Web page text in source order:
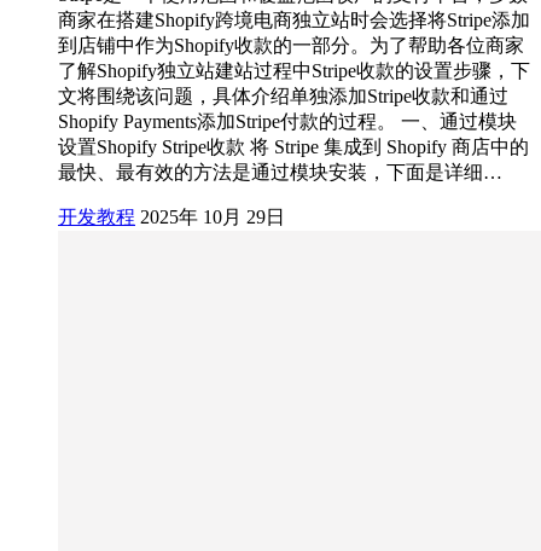
商家在搭建Shopify跨境电商独立站时会选择将Stripe添加
到店铺中作为Shopify收款的一部分。为了帮助各位商家
了解Shopify独立站建站过程中Stripe收款的设置步骤，下
文将围绕该问题，具体介绍单独添加Stripe收款和通过
Shopify Payments添加Stripe付款的过程。 一、通过模块
设置Shopify Stripe收款 将 Stripe 集成到 Shopify 商店中的
最快、最有效的方法是通过模块安装，下面是详细…
开发教程 2025年 10月 29日